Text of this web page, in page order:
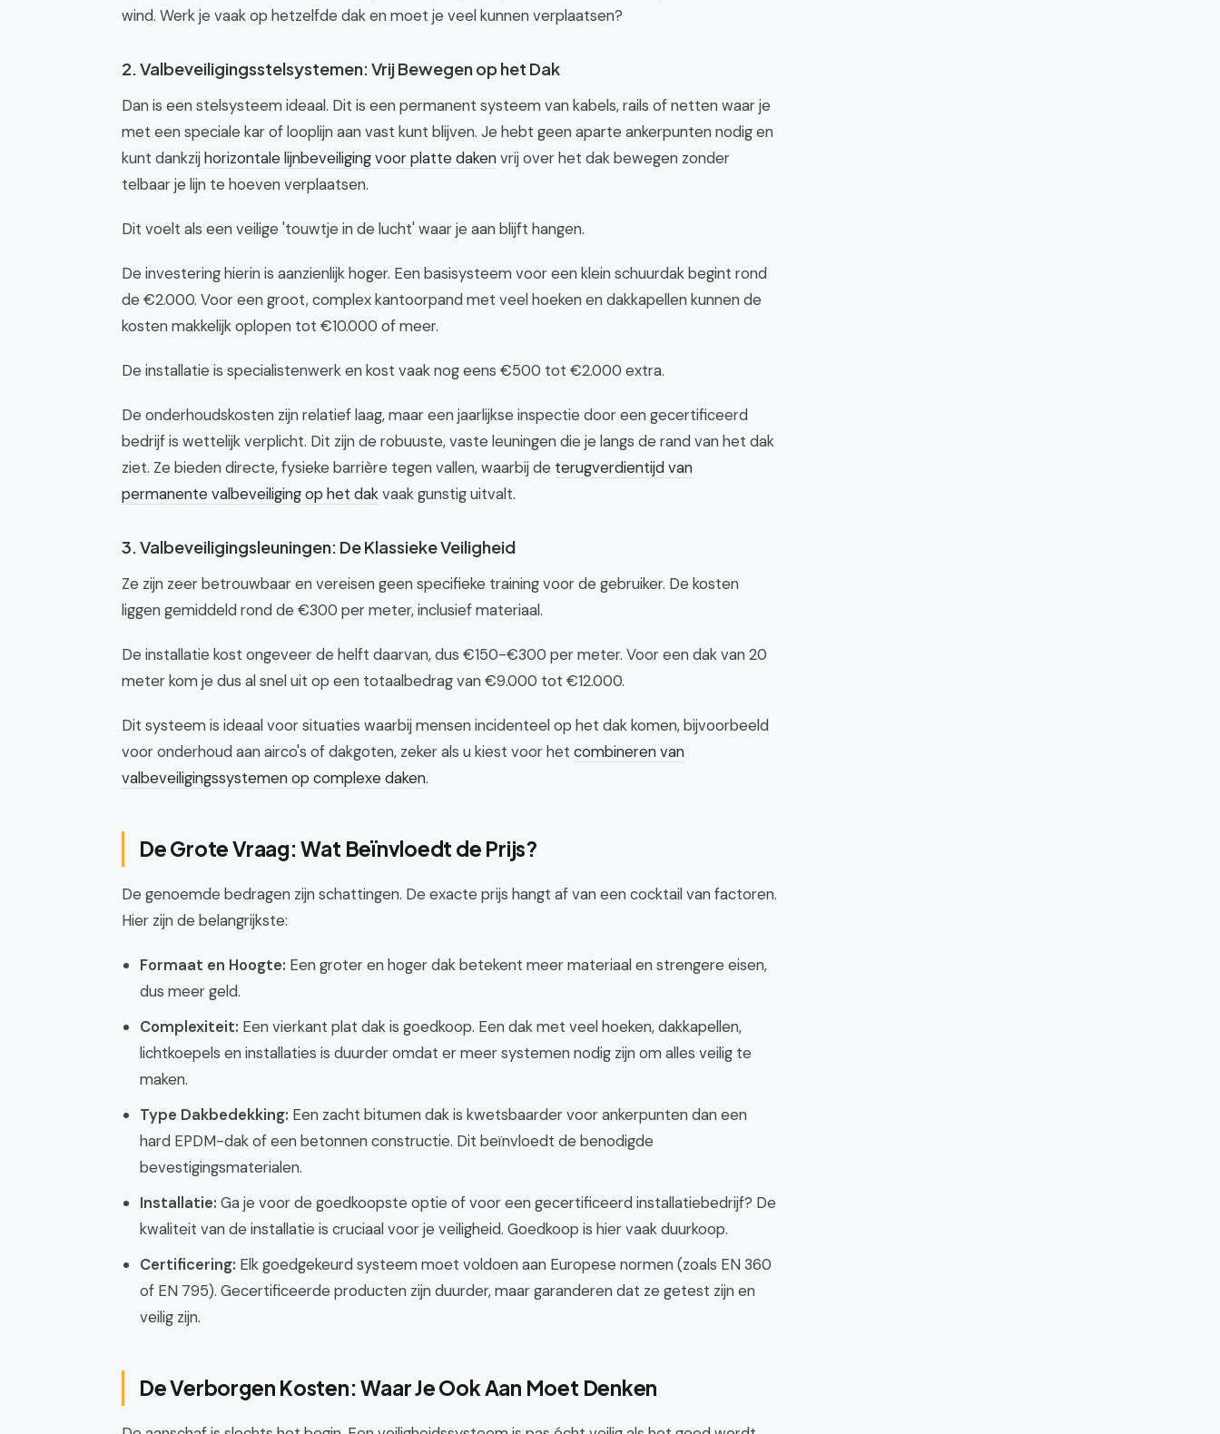
wind. Werk je vaak op hetzelfde dak en moet je veel kunnen verplaatsen?
2. Valbeveiligingsstelsystemen: Vrij Bewegen op het Dak
Dan is een stelsysteem ideaal. Dit is een permanent systeem van kabels, rails of netten waar je
met een speciale kar of looplijn aan vast kunt blijven. Je hebt geen aparte ankerpunten nodig en
kunt dankzijhorizontale lijnbeveiliging voor platte dakenvrij over het dak bewegen zonder
telbaar je lijn te hoeven verplaatsen.
Dit voelt als een veilige 'touwtje in de lucht' waar je aan blijft hangen.
De investering hierin is aanzienlijk hoger. Een basisysteem voor een klein schuurdak begint rond
de €2.000. Voor een groot, complex kantoorpand met veel hoeken en dakkapellen kunnen de
kosten makkelijk oplopen tot €10.000 of meer.
De installatie is specialistenwerk en kost vaak nog eens €500 tot €2.000 extra.
De onderhoudskosten zijn relatief laag, maar een jaarlijkse inspectie door een gecertificeerd
bedrijf is wettelijk verplicht. Dit zijn de robuuste, vaste leuningen die je langs de rand van het dak
ziet. Ze bieden directe, fysieke barrière tegen vallen, waarbij de terugverdientijd van
permanente valbeveiliging op het dakvaak gunstig uitvalt.
3. Valbeveiligingsleuningen: De Klassieke Veiligheid
Ze zijn zeer betrouwbaar en vereisen geen specifieke training voor de gebruiker. De kosten
liggen gemiddeld rond de €300 per meter, inclusief materiaal.
De installatie kost ongeveer de helft daarvan, dus €150-€300 per meter. Voor een dak van 20
meter kom je dus al snel uit op een totaalbedrag van €9.000 tot €12.000.
Dit systeem is ideaal voor situaties waarbij mensen incidenteel op het dak komen, bijvoorbeeld
voor onderhoud aan airco's of dakgoten, zeker als u kiest voor het combineren van
valbeveiligingssystemen op complexe daken.
De Grote Vraag: Wat Beïnvloedt de Prijs?
De genoemde bedragen zijn schattingen. De exacte prijs hangt af van een cocktail van factoren.
Hier zijn de belangrijkste:
Formaat en Hoogte: Een groter en hoger dak betekent meer materiaal en strengere eisen,
dus meer geld.
Complexiteit: Een vierkant plat dak is goedkoop. Een dak met veel hoeken, dakkapellen,
lichtkoepels en installaties is duurder omdat er meer systemen nodig zijn om alles veilig te
maken.
Type Dakbedekking: Een zacht bitumen dak is kwetsbaarder voor ankerpunten dan een
hard EPDM-dak of een betonnen constructie. Dit beïnvloedt de benodigde
bevestigingsmaterialen.
Installatie: Ga je voor de goedkoopste optie of voor een gecertificeerd installatiebedrijf? De
kwaliteit van de installatie is cruciaal voor je veiligheid. Goedkoop is hier vaak duurkoop.
Certificering: Elk goedgekeurd systeem moet voldoen aan Europese normen (zoals EN 360
of EN 795). Gecertificeerde producten zijn duurder, maar garanderen dat ze getest zijn en
veilig zijn.
De Verborgen Kosten: Waar Je Ook Aan Moet Denken